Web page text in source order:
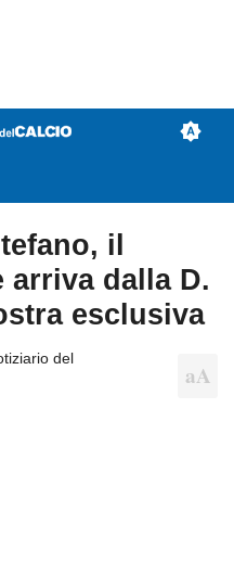
il
arriva dalla D.
esclusiva
del